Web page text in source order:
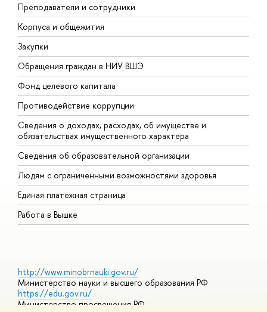
Преподаватели и сотрудники
Корпуса и общежития
Закупки
Обращения граждан в НИУ ВШЭ
Фонд целевого капитала
Противодействие коррупции
Сведения о доходах, расходах, об имуществе и
обязательствах имущественного характера
Сведения об образовательной организации
Людям с ограниченными возможностями здоровья
Единая платежная страница
Работа в Вышке
http://www.minobrnauki.gov.ru/
Министерство науки и высшего образования РФ
https://edu.gov.ru/
Министерство просвещения РФ